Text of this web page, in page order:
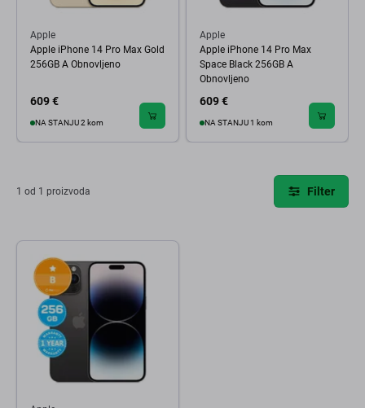
Apple
Apple iPhone 14 Pro Max Gold
256GB A Obnovljeno
609 €
NA STANJU 2 kom
Apple
Apple iPhone 14 Pro Max
Space Black 256GB A
Obnovljeno
609 €
NA STANJU 1 kom
1 od 1 proizvoda Filter